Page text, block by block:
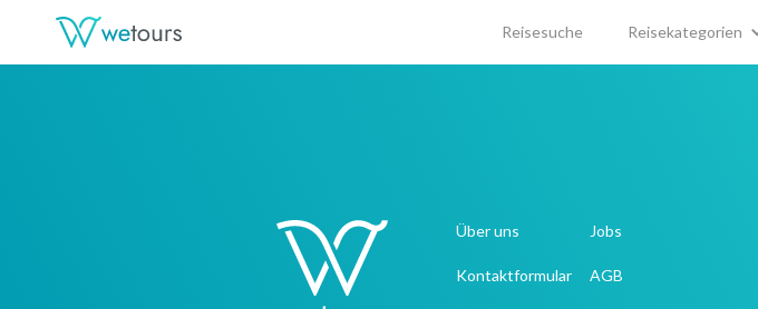
Reisesuche Reisekategorien
Über uns
Kontaktformular
Jobs
AGB